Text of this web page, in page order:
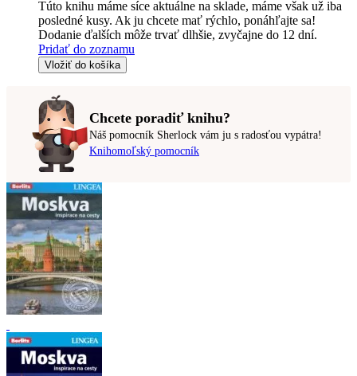
Túto knihu máme síce aktuálne na sklade, máme však už iba
posledné kusy. Ak ju chcete mať rýchlo, ponáhľajte sa!
Dodanie ďalších môže trvať dlhšie, zvyčajne do 12 dní.
Pridať do zoznamu
Vložiť do košíka
Chcete poradiť knihu?
Náš pomocník Sherlock vám ju s radosťou vypátra!
Knihomoľský pomocník